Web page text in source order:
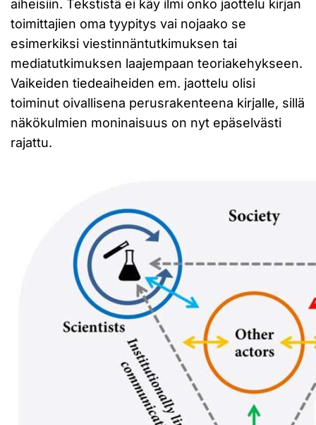
aiheisiin. Tekstistä ei käy ilmi onko jaottelu kirjan
toimittajien oma tyypitys vai nojaako se
esimerkiksi viestinnäntutkimuksen tai
mediatutkimuksen laajempaan teoriakehykseen.
Vaikeiden tiedeaiheiden em. jaottelu olisi
toiminut oivallisena perusrakenteena kirjalle, sillä
näkökulmien moninaisuus on nyt epäselvästi
rajattu.